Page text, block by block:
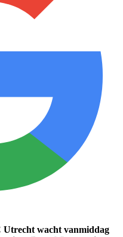
Utrecht wacht vanmiddag